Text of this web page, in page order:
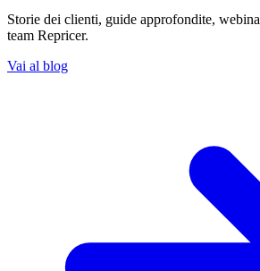
Storie dei clienti, guide approfondite,
team Repricer.
Vai al blog